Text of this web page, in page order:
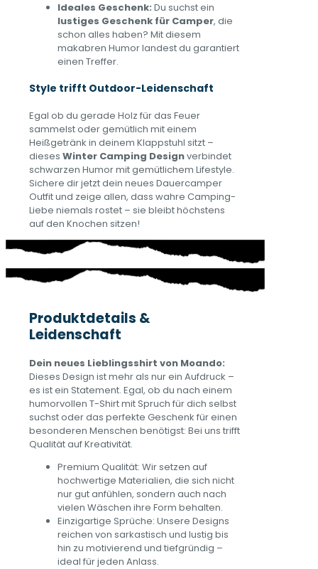
Ideales Geschenk: Du suchst ein
lustiges Geschenk für Camper, die
schon alles haben? Mit diesem
makabren Humor landest du garantiert
einen Treffer.
Style trifft Outdoor-Leidenschaft
Egal ob du gerade Holz für das Feuer
sammelst oder gemütlich mit einem
Heißgetränk in deinem Klappstuhl sitzt –
dieses Winter Camping Designverbindet
schwarzen Humor mit gemütlichem Lifestyle.
Sichere dir jetzt dein neues Dauercamper
Outfit und zeige allen, dass wahre Camping-
Liebe niemals rostet – sie bleibt höchstens
auf den Knochen sitzen!
Produktdetails &
Leidenschaft
Dein neues Lieblingsshirt von Moando:
Dieses Design ist mehr als nur ein Aufdruck –
es ist ein Statement. Egal, ob du nach einem
humorvollen T-Shirt mit Spruch für dich selbst
suchst oder das perfekte Geschenk für einen
besonderen Menschen benötigst: Bei uns trifft
Qualität auf Kreativität.
Premium Qualität: Wir setzen auf
hochwertige Materialien, die sich nicht
nur gut anfühlen, sondern auch nach
vielen Wäschen ihre Form behalten.
Einzigartige Sprüche: Unsere Designs
reichen von sarkastisch und lustig bis
hin zu motivierend und tiefgründig –
ideal für jeden Anlass.